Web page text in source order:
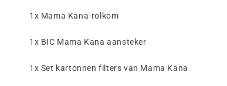
1x Mama Kana-rolkom
1x BIC Mama Kana aansteker
1x Set kartonnen filters van Mama Kana